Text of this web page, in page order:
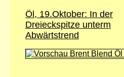
Öl, 19.Oktober: In der
Dreieckspitze unterm
Abwärtstrend